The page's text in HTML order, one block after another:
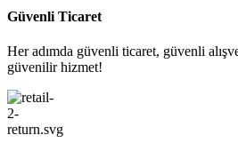
Güvenli Ticaret
Her adımda güvenli ticaret, güvenli
güvenilir hizmet!